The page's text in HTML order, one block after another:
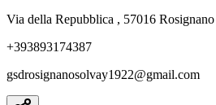
Via della Repubblica , 57016
+393893174387
gsdrosignanosolvay1922@gmail.com